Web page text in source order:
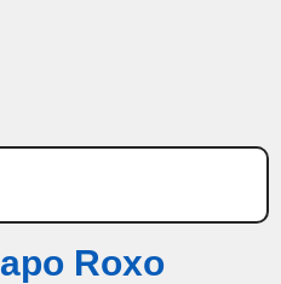
Roxo